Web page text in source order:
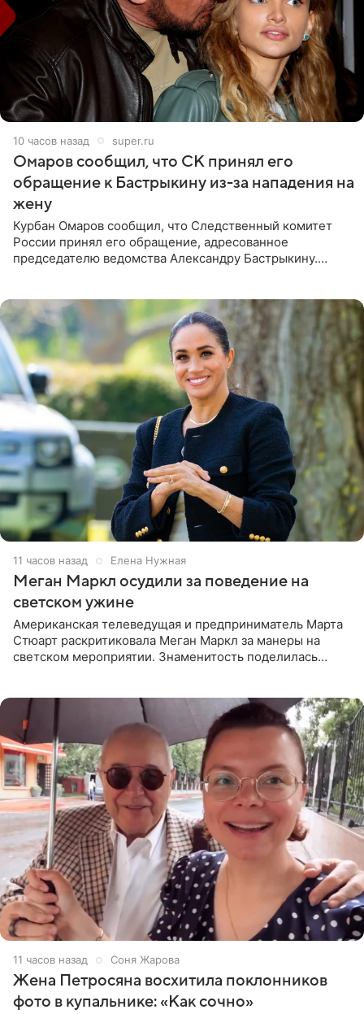
10 часов назад super.ru
Омаров сообщил, что СК принял его
обращение к Бастрыкину из-за нападения на
жену
Курбан Омаров сообщил, что Следственный комитет
России принял его обращение, адресованное
председателю ведомства Александру Бастрыкину.
11 часов назад Елена Нужная
Меган Маркл осудили за поведение на
светском ужине
Американская телеведущая и предприниматель Марта
Стюарт раскритиковала Меган Маркл за манеры на
светском мероприятии. Знаменитость поделилась
11 часов назад Соня Жарова
Жена Петросяна восхитила поклонников
фото в купальнике: «Как сочно»